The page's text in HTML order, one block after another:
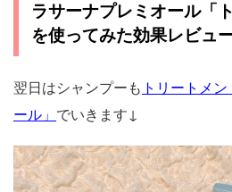
ラサーナプレミオール「
を使ってみた効果レビュ
翌日はシャンプーも トリートメ
ール」 でいきます↓